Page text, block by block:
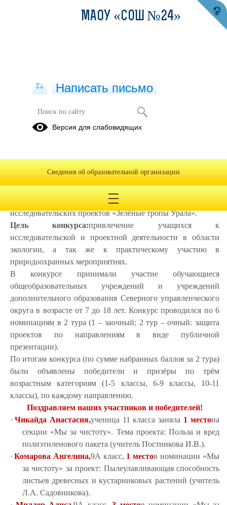
Зеленые тропы Урала
«Зелёные тропы Урала»
07 апреля 2018 года на Станции юных натуралистов ГО
Северного Урала» прошёл 1 окружной конкурс учебно-
исследовательских проектов «Зелёные тропы Урала».
Цель конкурса:привлечение учащихся к
исследовательской и проектной деятельности в области
экологии, а так же к практическому участию в
природоохранных мероприятиях.
В конкурсе принимали участие обучающиеся
общеобразовательных учреждений и учреждений
дополнительного образования Северного управленческого
округа в возрасте от 7 до 18 лет. Конкурс проводился по 6
номинациям в 2 тура (1 – заочный; 2 тур – очный: защита
проектов по направлениям в виде публичной
презентации).
По итогам конкурса (по сумме набранных баллов за 2 тура)
были объявлены победители и призёры по трём
возрастным категориям (1-5 классы, 6-9 классы, 10-11
классы), по каждому направлению.
Поздравляем наших участников и победителей!
· Чикайда Анастасия,ученица 11 класса заняла 1 местона
секции «Мы за чистоту». Тема проекта: Польза и вред
полиэтиленового пакета (учитель Постникова И.В.).
· Комарова Ангелина,9А класс, 1 местов номинации «Мы
за чистоту» за проект: Пылеулавливающая способность
листьев древесных и кустарниковых растений (учитель
Л.А. Садовникова).
МАОУ «СОШ №24»
Написать письмо
Версия для слабовидящих
Сведения об образовательной организации